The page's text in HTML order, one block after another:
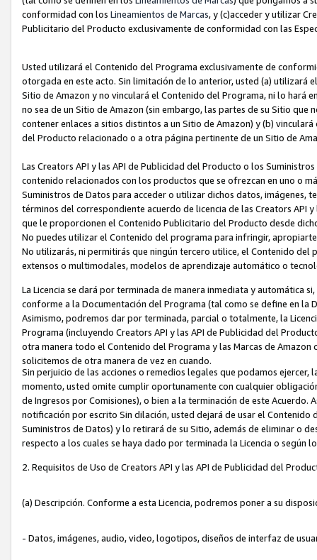
conformidad con los Lineamientos de Marcas, y (c)acceder y utilizar
Publicitario del Producto exclusivamente de conformidad con las
Usted utilizará el Contenido del Programa exclusivamente de
otorgada en este acto. Sin limitación de lo anterior, usted (a) utilizará
Sitio de Amazon y no vinculará el Contenido del Programa, ni lo hará
no sea de un Sitio de Amazon (sin embargo, las partes de su Sitio
contener enlaces a sitios distintos a un Sitio de Amazon) y (b)
del Producto relacionado o a otra página pertinente de un Sitio de
Las Creators API y las API de Publicidad del Producto o los
contenido relacionados con los productos que se ofrezcan en uno o
Suministros de Datos para acceder o utilizar dichos datos,
términos del correspondiente acuerdo de licencia de las Creators API
que le proporcionen el Contenido Publicitario del Producto desde
No puedes utilizar el Contenido del programa para infringir,
No utilizarás, ni permitirás que ningún tercero utilice, el Contenido
extensos o multimodales, modelos de aprendizaje automático o
La Licencia se dará por terminada de manera inmediata y automática
conforme a la Documentación del Programa (tal como se define en la
Asimismo, podremos dar por terminada, parcial o totalmente, la
Programa (incluyendo Creators API y las API de Publicidad del
otra manera todo el Contenido del Programa y las Marcas de
solicitemos de otra manera de vez en cuando.
Sin perjuicio de las acciones o remedios legales que podamos
momento, usted omite cumplir oportunamente con cualquier
de Ingresos por Comisiones), o bien a la terminación de este
notificación por escrito Sin dilación, usted dejará de usar el
Suministros de Datos) y lo retirará de su Sitio, además de eliminar o
respecto a los cuales se haya dado por terminada la Licencia o según
2. Requisitos de Uso de Creators API y las API de Publicidad del
(a) Descripción. Conforme a esta Licencia, podremos poner a su
- Datos, imágenes, audio, video, logotipos, diseños de interfaz de